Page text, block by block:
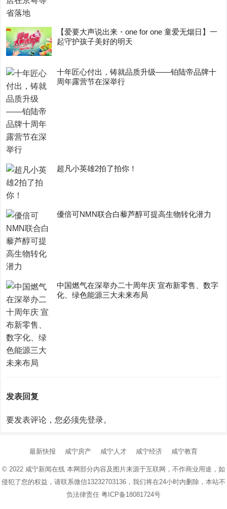
【爱要大声说出来・one for one 童爱无烟日】一
起守护孩子美好的明天
十年匠心付出，铸就品质升级——铂陆帝品牌十
周年露营节在深举行
超凡小英雄2拍了拍你！
優倍可NMN联合白藜芦醇可提高生物转化潜力
中国燃气在深举办二十周年庆 宣布新零售、数字
化、绿色能源三大未来布局
发表回复
要发表评论，您必须先登录。
最新快报 咸宁房产 咸宁人才 咸宁经济 咸宁教育
© 2022 咸宁新闻在线本网部分内容及图片来源于互联网，不作商业用途，如
侵犯了您的权益，请联系微信13232703136，我们将在24小时内删除，本站不
负法律责任 粤ICP备18081724号